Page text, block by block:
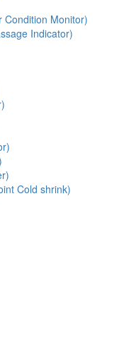
Condition Monitor)
Indicator)
Cold shrink)